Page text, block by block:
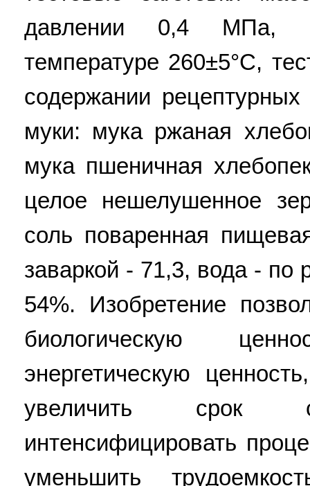
давлении 0,4 МПа,
температуре 260±5°С,
содержании
муки: мука ржаная
мука пшеничная
целое нешелушенное
соль поваренная
заваркой - 71,3, вода - по
54%. Изобретение
биологическую
энергетическую
увеличить срок
интенсифицировать
уменьшить